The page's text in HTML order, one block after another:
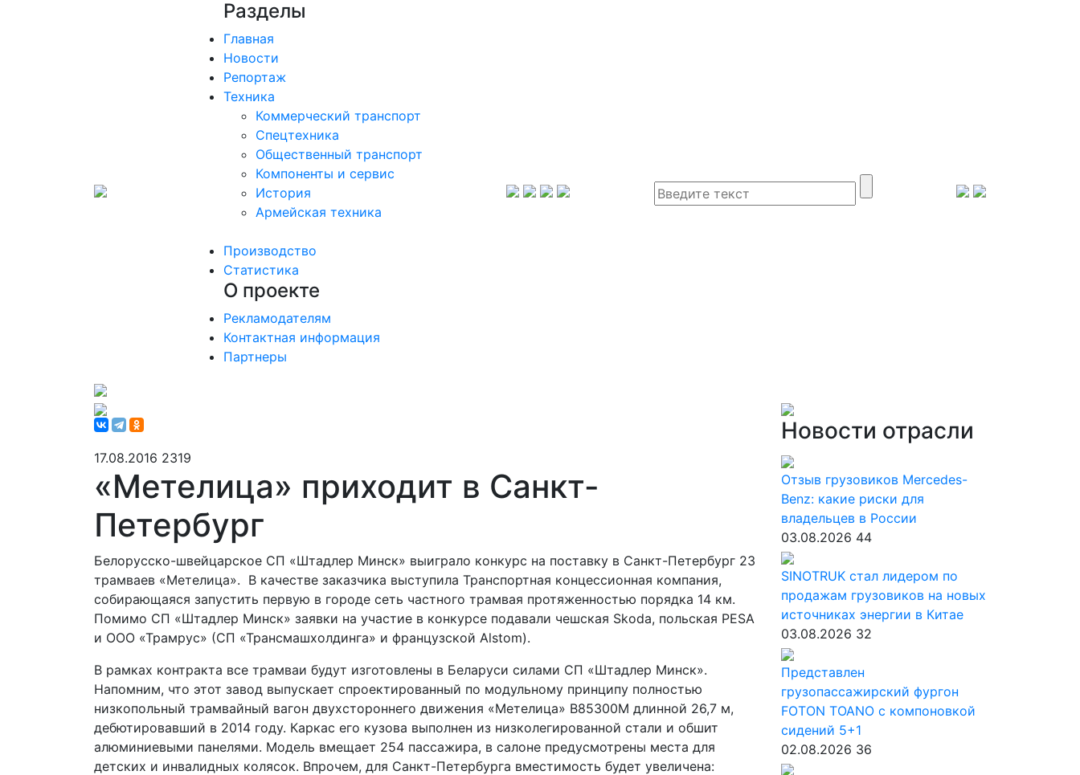
Разделы
Главная
Новости
Репортаж
Техника
Коммерческий транспорт
Спецтехника
Общественный транспорт
Компоненты и сервис
История
Армейская техника
Производство
Статистика
О проекте
Рекламодателям
Контактная информация
Партнеры
17.08.2016 2319
«Метелица» приходит в Санкт-
Петербург
Белорусско-швейцарское СП «Штадлер Минск» выиграло конкурс на поставку в Санкт-Петербург 23
трамваев «Метелица». В качестве заказчика выступила Транспортная концессионная компания,
собирающаяся запустить первую в городе сеть частного трамвая протяженностью порядка 14 км.
Помимо СП «Штадлер Минск» заявки на участие в конкурсе подавали чешская Skoda, польская PESA
и ООО «Трамрус» (СП «Трансмашхолдинга» и французской Alstom).
В рамках контракта все трамваи будут изготовлены в Беларуси силами СП «Штадлер Минск».
Напомним, что этот завод выпускает спроектированный по модульному принципу полностью
низкопольный трамвайный вагон двухстороннего движения «Метелица» B85300M длинной 26,7 м,
дебютировавший в 2014 году. Каркас его кузова выполнен из низколегированной стали и обшит
алюминиевыми панелями. Модель вмещает 254 пассажира, в салоне предусмотрены места для
детских и инвалидных колясок. Впрочем, для Санкт-Петербурга вместимость будет увеличена:
Новости отрасли
Отзыв грузовиков Mercedes-
Benz: какие риски для
владельцев в России
03.08.2026 44
SINOTRUK стал лидером по
продажам грузовиков на новых
источниках энергии в Китае
03.08.2026 32
Представлен
грузопассажирский фургон
FOTON TOANO с компоновкой
сидений 5+1
02.08.2026 36